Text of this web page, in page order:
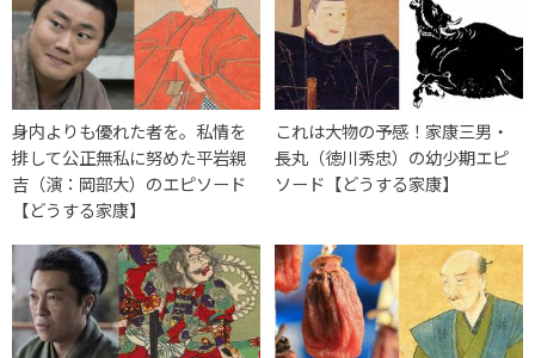
身内よりも優れた者を。私情を
排して公正無私に努めた平岩親
吉（演：岡部大）のエピソード
【どうする家康】
これは大物の予感！家康三男・
長丸（徳川秀忠）の幼少期エピ
ソード【どうする家康】